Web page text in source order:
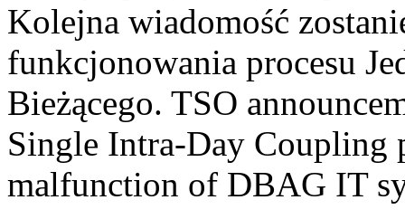
Kolejna wiadomość
funkcjonowania procesu
Bieżącego. TSO
Single Intra-Day Coupling
malfunction of DBAG IT